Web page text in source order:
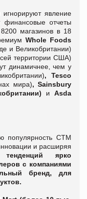
явление
финансовые отчеты
магазинов в 18
Whole Foods
и Великобритании)
территории США)
динамичнее, чем у
, Tesco
мира), Sainsbury
иAsda
популярность СТМ
и расширяя
ярко
с компаниями
бренд, для